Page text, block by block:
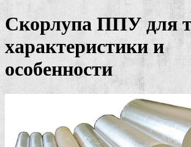
Скорлупа ППУ для
характеристики и
особенности